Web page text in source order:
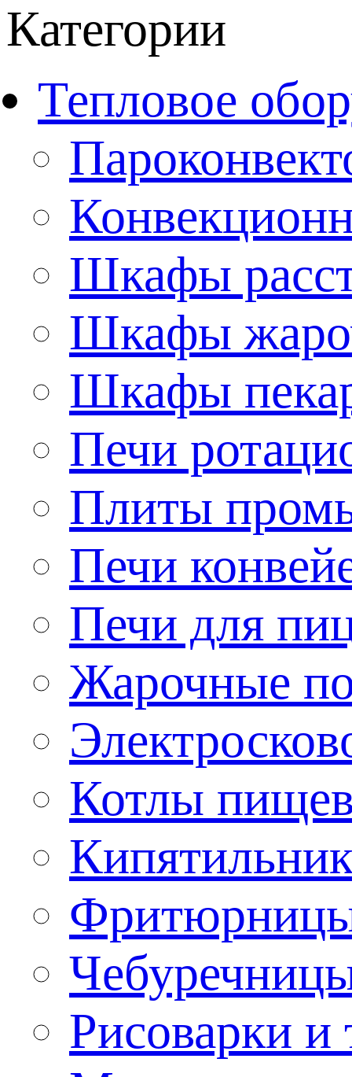
Категории
Тепловое
Шкафы
Шкафы
Шкафы
Печи
Плиты
Печи
Печи для
Жарочные
Котлы
Рисоварки и